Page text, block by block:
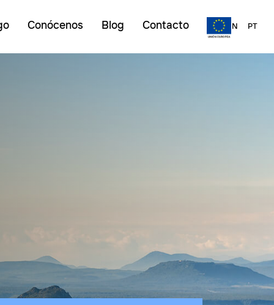
Conócenos Blog Contacto ES EN PT